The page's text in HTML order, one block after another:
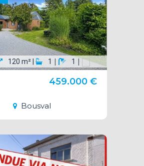
120 m² | 1 1
459.000 €
Bousval